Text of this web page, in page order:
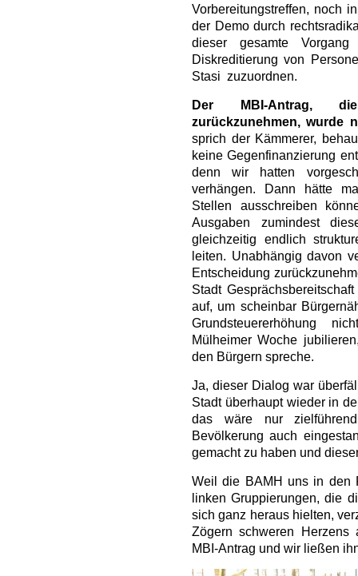
Vorbereitungstreffen, noch
der Demo durch
dieser gesamte Vorgang
Diskreditierung von
Stasi zuzuordnen.
Der MBI-Antrag, die
zurückzunehmen, wurde
sprich der Kämmerer,
keine Gegenfinanzierung
denn wir hatten
verhängen. Dann hätte
Stellen ausschreiben
Ausgaben zumindest
gleichzeitig endlich
leiten. Unabhängig davon
Entscheidung
Stadt
auf, um scheinbar
Grundsteuererhöhung
Mülheimer Woche
den Bürgern spreche.
Ja, dieser Dialog war
Stadt überhaupt wieder in
das wäre nur
Bevölkerung auch
gemacht zu haben und
Weil die BAMH uns in den
linken Gruppierungen, die
sich ganz heraus hielten,
Zögern schweren Herzens
MBI-Antrag und wir ließen